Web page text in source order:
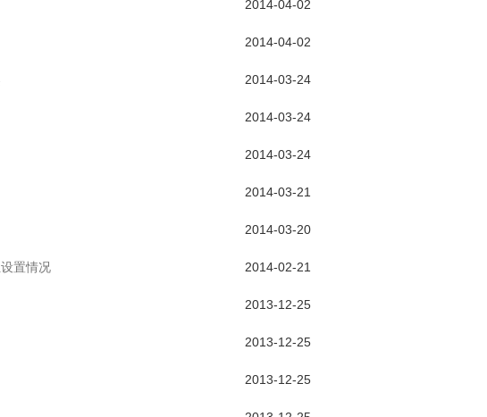
2014-04-02
2014-04-02
2014-03-24
2014-03-24
2014-03-24
2014-03-21
2014-03-20
置情况 2014-02-21
2013-12-25
2013-12-25
2013-12-25